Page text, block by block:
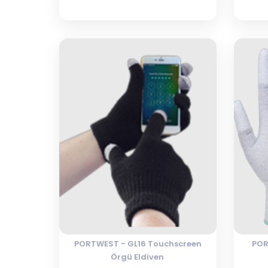
PORTWEST - GL16 Touchscreen
Örgü Eldiven